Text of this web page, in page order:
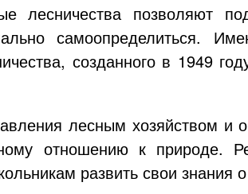
лесничества позволяют
самоопределиться.
созданного в 1949
лесным хозяйством и
отношению к природе.
развить свои знания